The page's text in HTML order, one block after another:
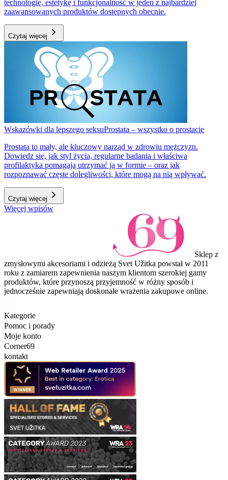
technologię, estetykę i funkcjonalność w jeden z najbardziej
zaawansowanych produktów dostępnych obecnie.
Czytaj więcej
Wskazówki dla lepszego seksuProstata – wszystko o prostacie
Prostata to mały, ale kluczowy narząd w zdrowiu mężczyzn.
Dowiedz się, jak styl życia, regularne badania i właściwa
profilaktyka pomagają utrzymać ją w formie – oraz jak
rozpoznawać częste dolegliwości, które mogą na nią wpływać.
Czytaj więcej
Więcej wpisów
Sklep z
zmysłowymi akcesoriami i odzieżą Svet Užitka powstał w 2011
roku z zamiarem zapewnienia naszym klientom szerokiej gamy
produktów, które przynoszą przyjemność w różny sposób i
jednocześnie zapewniają doskonałe wrażenia zakupowe online.
Kategorie
Pomoc i porady
Moje konto
Corner69
kontakt